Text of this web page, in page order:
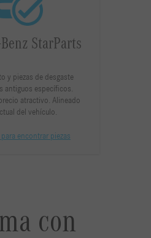
StarParts
y piezas de desgaste
antiguos específicos.
atractivo. Alineado
del vehículo.
encontrar piezas
con